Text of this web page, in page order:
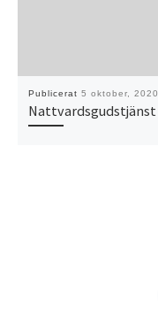
Publicerat 5 oktober, 2020
Nattvardsgudstjänst